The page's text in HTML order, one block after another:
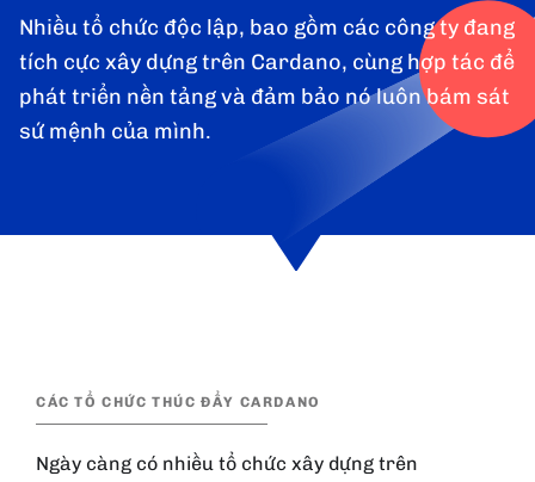
Nhiều tổ chức độc lập, bao gồm các công ty đang
tích cực xây dựng trên Cardano, cùng hợp tác để
phát triển nền tảng và đảm bảo nó luôn bám sát
sứ mệnh của mình.
CÁC TỔ CHỨC THÚC ĐẨY CARDANO
Ngày càng có nhiều tổ chức xây dựng trên